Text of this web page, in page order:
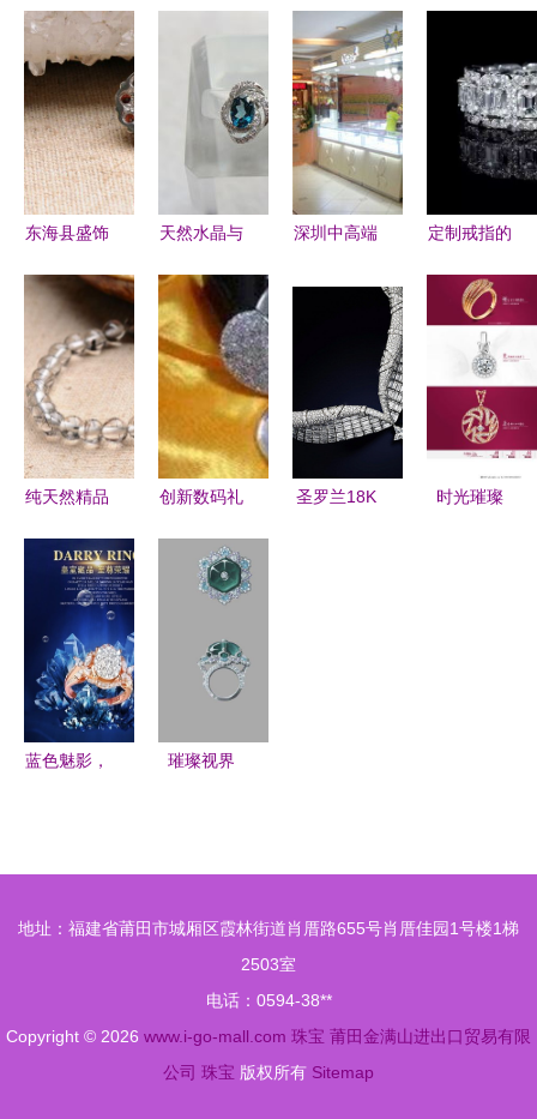
东海县盛饰
级纯天然石
榴石包银边
挂坠的魅力
与价值
天然水晶与
风尚 专业
供应、工厂
直营与眼镜
新选择
深圳中高端
牌形象
定制戒指的
秘 从4C标
准到个性化
选择
纯天然精品
黑发晶圆珠
手链——通
透体好
Y81Y 46的
鉴赏与选购
指南
创新数码礼
心形U盘到
镶钻U盘的
艺术与科技
融合
圣罗兰18K
时光璀璨
蓝色魅影，
璀璨视界
地址：福建省莆田市城厢区霞林街道肖厝路655号肖厝佳园1号楼1梯
2503室
电话：0594-38**
Copyright © 2026 www.i-go-mall.com 珠宝 莆田金满山进出口贸易有限
公司 珠宝 版权所有 Sitemap